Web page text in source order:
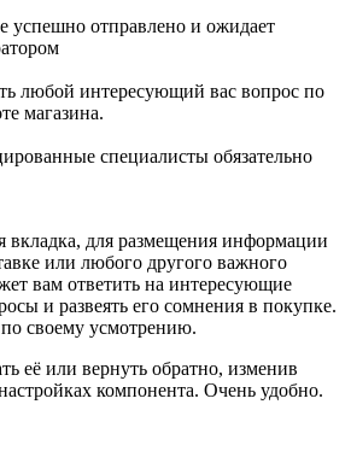
успешно отправлено и ожидает
любой интересующий вас вопрос по
магазина.
специалисты обязательно
вкладка, для размещения информации
или любого другого важного
вам ответить на интересующие
и развеять его сомнения в покупке.
своему усмотрению.
её или вернуть обратно, изменив
компонента. Очень удобно.